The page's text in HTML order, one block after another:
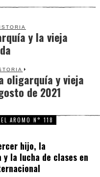
y la vieja
oligarquía y vieja
de 2021
AROMO N° 118
hijo, la
y la lucha de clases en